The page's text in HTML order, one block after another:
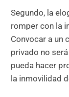
Segundo, la
romper con la
Convocar a un
privado no
pueda hacer
la inmovilidad